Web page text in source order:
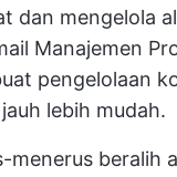
dan mengelola
Manajemen
pengelolaan
lebih mudah.
menerus beralih